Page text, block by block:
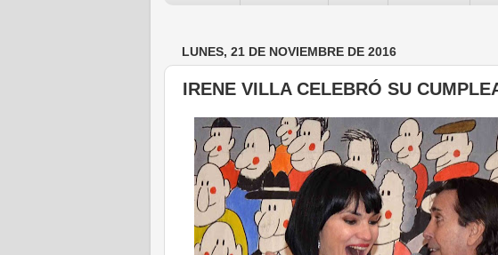
LUNES, 21 DE NOVIEMBRE DE 2016
IRENE VILLA CELEBRÓ SU